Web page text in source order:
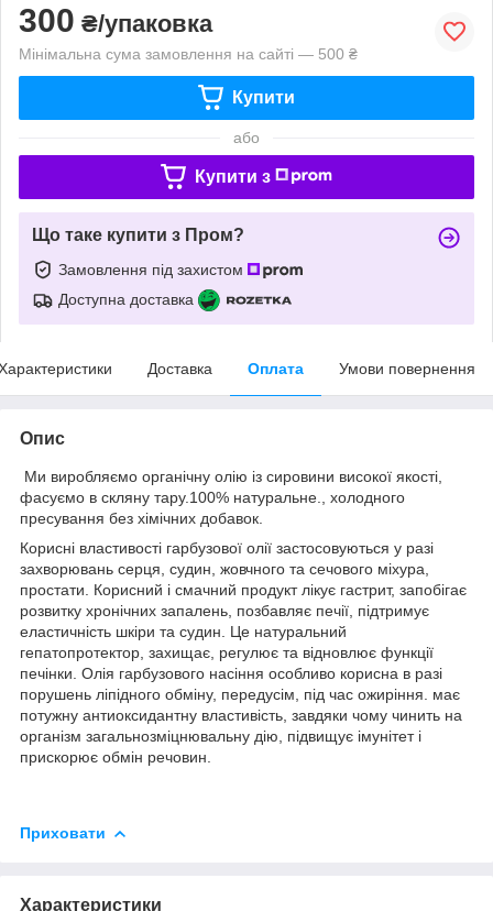
300 ₴/упаковка
Мінімальна сума замовлення на сайті — 500 ₴
Купити
або
Купити з
Що таке купити з Пром?
Замовлення під захистом
Доступна доставка
Доставка Оплата Умови повернення
Опис
Ми виробляємо органічну олію із сировини високої якості,
фасуємо в скляну тару.100% натуральне., холодного
пресування без хімічних добавок.
Корисні властивості гарбузової олії застосовуються у разі
захворювань серця, судин, жовчного та сечового міхура,
простати. Корисний і смачний продукт лікує гастрит, запобігає
розвитку хронічних запалень, позбавляє печії, підтримує
еластичність шкіри та судин. Це натуральний
гепатопротектор, захищає, регулює та відновлює функції
печінки. Олія гарбузового насіння особливо корисна в разі
порушень ліпідного обміну, передусім, під час ожиріння. має
потужну антиоксидантну властивість, завдяки чому чинить на
організм загальнозміцнювальну дію, підвищує імунітет і
прискорює обмін речовин.
Приховати
Характеристики